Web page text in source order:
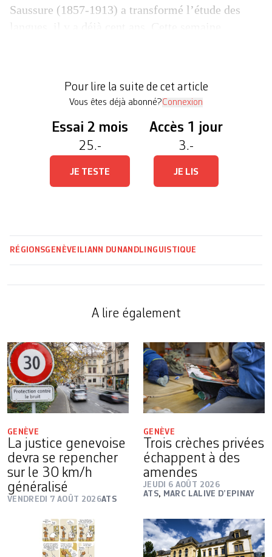
Saussure (1857-1913) a transformé l’étude des
donné entre 1907 et 1911 […]
Pour lire la suite de cet article
Vous êtes déjà abonné?Connexion
Essai 2 mois
25.-
JE TESTE
Accès 1 jour
3.-
JE LIS
RÉGIONSGENÈVE ILIANN DUNAND LINGUISTIQUE
A lire également
GENÈVE
La justice genevoise
devra se repencher
sur le 30 km/h
généralisé
VENDREDI 7 AOÛT 2026ATS
GENÈVE
Trois crèches privées
échappent à des
amendes
JEUDI 6 AOÛT 2026
ATS, MARC LALIVE D’EPINAY